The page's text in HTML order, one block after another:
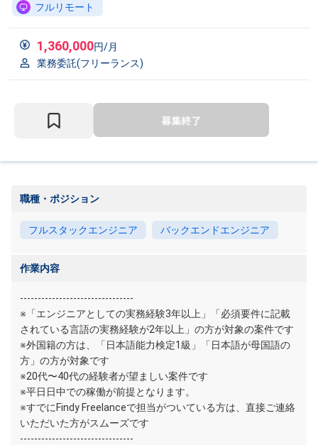
フルリモート
1,360,000円/月
業務委託(フリーランス)
職種・ポジション
フルスタックエンジニア バックエンドエンジニア
作業内容
--------------------------------
※「エンジニアとしての実務経験3年以上」「必須要件に記載
されている言語の実務経験が2年以上」の方が対象の案件です
※外国籍の方は、「日本語能力検定1級」「日本語が母国語の
方」の方が対象です
※20代〜40代の経験者が望ましい案件です
※平日日中での稼働が前提となります。
※すでにFindy Freelanceで担当がついている方は、直接ご連絡
いただいた方がスムーズです
--------------------------------